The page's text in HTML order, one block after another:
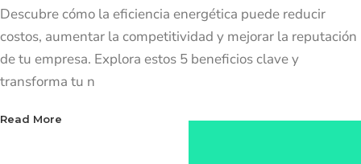
Descubre cómo la eficiencia energética puede reducir
costos, aumentar la competitividad y mejorar la reputación
de tu empresa. Explora estos 5 beneficios clave y
transforma tu n
Read More